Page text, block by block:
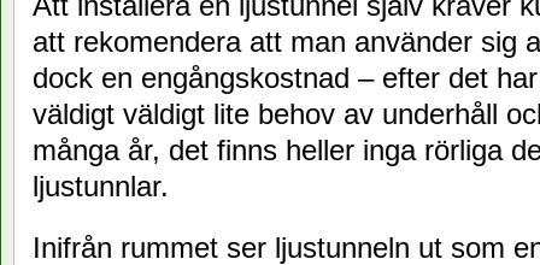
att rekomendera att man använder sig
dock en engångskostnad – efter det
väldigt väldigt lite behov av underhåll
många år, det finns heller inga rörliga
ljustunnlar.
Inifrån rummet ser ljustunneln ut som